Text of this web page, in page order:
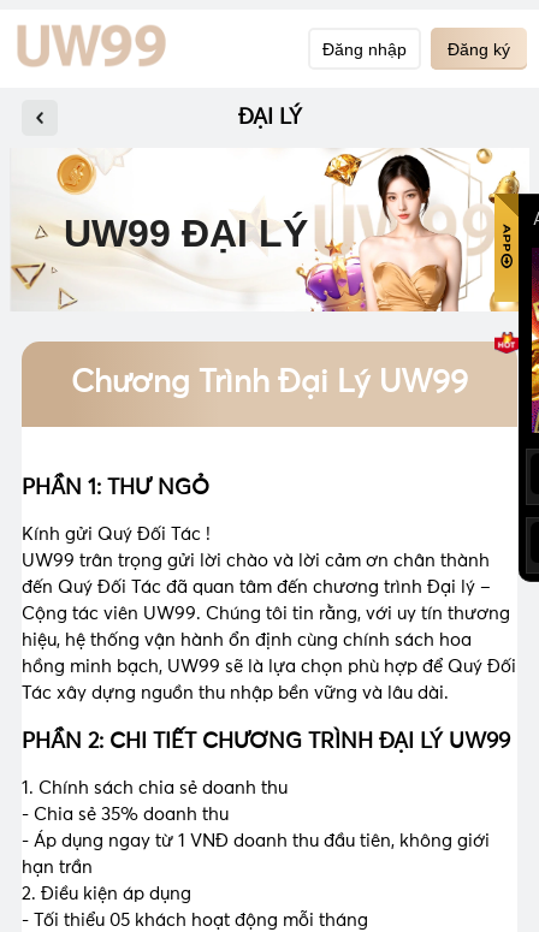
Đăng nhập Đăng ký
ĐẠI LÝ
UW99 ĐẠI LÝ
Chương Trình Đại Lý UW99
PHẦN 1: THƯ NGỎ
Kính gửi Quý Đối Tác !
UW99 trân trọng gửi lời chào và lời cảm ơn chân thành
đến Quý Đối Tác đã quan tâm đến chương trình Đại lý –
Cộng tác viên UW99. Chúng tôi tin rằng, với uy tín thương
hiệu, hệ thống vận hành ổn định cùng chính sách hoa
hồng minh bạch, UW99 sẽ là lựa chọn phù hợp để Quý Đối
Tác xây dựng nguồn thu nhập bền vững và lâu dài.
PHẦN 2: CHI TIẾT CHƯƠNG TRÌNH ĐẠI LÝ UW99
1. Chính sách chia sẻ doanh thu
- Chia sẻ 35% doanh thu
- Áp dụng ngay từ 1 VNĐ doanh thu đầu tiên, không giới
hạn trần
2. Điều kiện áp dụng
- Tối thiểu 05 khách hoạt động mỗi tháng